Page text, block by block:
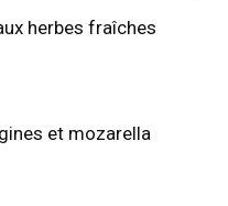
herbes fraîches
et mozarella